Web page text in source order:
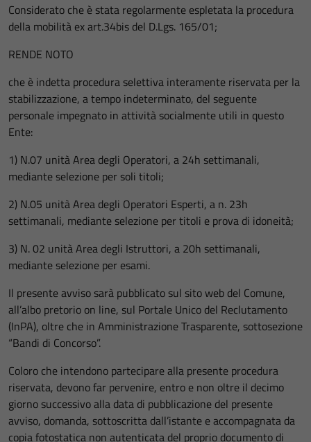
Considerato che è stata regolarmente espletata la procedura
della mobilità ex art.34bis del D.Lgs. 165/01;
RENDE NOTO
che è indetta procedura selettiva interamente riservata per la
stabilizzazione, a tempo indeterminato, del seguente
personale impegnato in attività socialmente utili in questo
Ente:
1) N.07 unità Area degli Operatori, a 24h settimanali,
mediante selezione per soli titoli;
2) N.05 unità Area degli Operatori Esperti, a n. 23h
settimanali, mediante selezione per titoli e prova di idoneità;
3) N. 02 unità Area degli Istruttori, a 20h settimanali,
mediante selezione per esami.
Il presente avviso sarà pubblicato sul sito web del Comune,
all’albo pretorio on line, sul Portale Unico del Reclutamento
(InPA), oltre che in Amministrazione Trasparente, sottosezione
“Bandi di Concorso”.
Coloro che intendono partecipare alla presente procedura
riservata, devono far pervenire, entro e non oltre il decimo
giorno successivo alla data di pubblicazione del presente
avviso, domanda, sottoscritta dall’istante e accompagnata da
copia fotostatica non autenticata del proprio documento di